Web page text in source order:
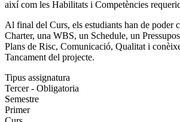
així com les Habilitats i Competències
Al final del Curs, els estudiants han de poder
Charter, una WBS, un Schedule, un
Plans de Risc, Comunicació, Qualitat i
Tancament del projecte.
Tipus assignatura
Tercer - Obligatoria
Semestre
Primer